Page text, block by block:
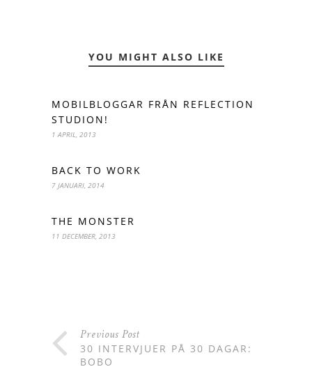
YOU MIGHT ALSO LIKE
MOBILBLOGGAR FRÅN REFLECTION
STUDION!
1 APRIL, 2013
BACK TO WORK
7 JANUARI, 2014
THE MONSTER
11 DECEMBER, 2013
Previous Post
30 INTERVJUER PÅ 30 DAGAR:
BOBO